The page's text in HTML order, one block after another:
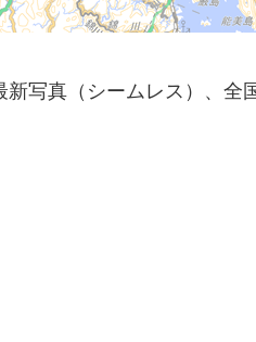
新写真（シームレス）、全